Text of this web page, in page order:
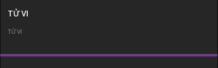
TỬ VI
TỬ VI